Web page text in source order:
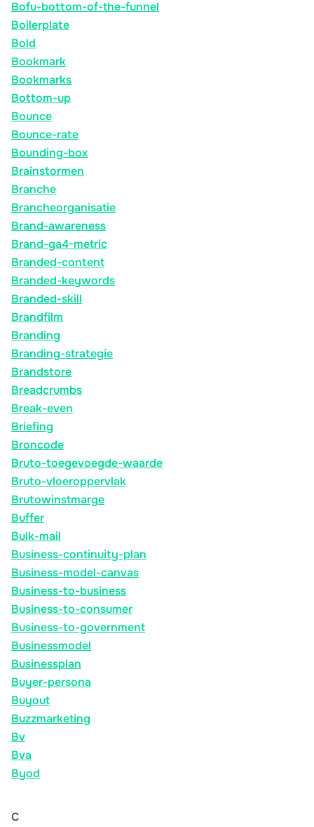
Bofu-bottom-of-the-funnel
Boilerplate
Bold
Bookmark
Bookmarks
Bottom-up
Bounce
Bounce-rate
Bounding-box
Brainstormen
Branche
Brancheorganisatie
Brand-awareness
Brand-ga4-metric
Branded-content
Branded-keywords
Branded-skill
Brandfilm
Branding
Branding-strategie
Brandstore
Breadcrumbs
Break-even
Briefing
Broncode
Bruto-toegevoegde-waarde
Bruto-vloeroppervlak
Brutowinstmarge
Buffer
Bulk-mail
Business-continuity-plan
Business-model-canvas
Business-to-business
Business-to-consumer
Business-to-government
Businessmodel
Businessplan
Buyer-persona
Buyout
Buzzmarketing
Bv
Bva
Byod
C